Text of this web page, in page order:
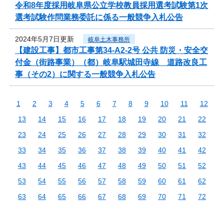
令和8年度採用岐阜県公立学校教員採用選考試験第1次
選考試験作問業務委託に係る一般競争入札公告
2024年5月7日更新 岐阜土木事務所
【建設工事】都市工事第34-A2-2号 公共 防災・安全交
付金（街路事業）（都）岐阜駅城田寺線 道路改良工
事（その2）に関する一般競争入札公告
1 2 3 4 5 6 7 8 9 10 11
12
13
14 15 16 17 18 19 20 21
22
23
24 25 26 27 28 29 30 31
32
33
34 35 36 37 38 39 40 41
42
43
44 45 46 47 48 49 50 51
52
53
54 55 56 57 58 59 60 61
62
63
64 65 66 67 68 69 70 71
72